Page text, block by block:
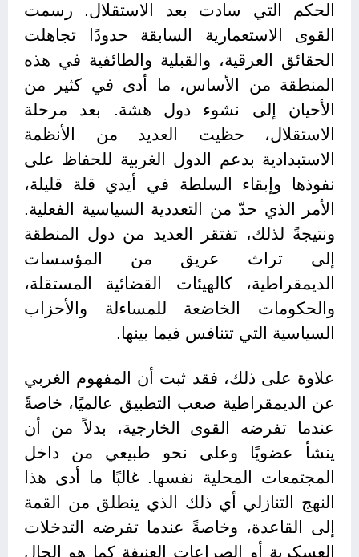
الحكم التي سادت بعد الاستقلال. رسمت
القوى الاستعمارية السابقة حدودًا تجاهلت
الحقائق العرقية، والقبلية والطائفية في هذه
المنطقة من الأساس، ما أدى في كثير من
الأحيان إلى نشوء دول هشة. بعد مرحلة
الاستقلال، حظيت العديد من الأنظمة
الاستبدادية بدعم الدول الغربية للحفاظ على
نفوذها وإبقاء السلطة في أيدي قلة قليلة،
الأمر الذي حدّ من التعددية السياسية الفعلية.
ونتيجةً لذلك، تفتقر العديد من دول المنطقة
إلى تراث عريق من المؤسسات
الديمقراطية، كالهيئات القضائية المستقلة،
والحكومات الخاضعة للمساءلة والأحزاب
السياسية التي تتنافس فيما بينها.
علاوة على ذلك، فقد ثبت أن المفهوم الغربي
عن الديمقراطية صعب التطبيق عالميًا، خاصةً
عندما تفرضه القوى الخارجية، بدلاً من أن
ينشأ عضويًا وعلى نحو طبيعي من داخل
المجتمعات المحلية نفسها. غالبًا ما أدى هذا
النهج التنازلي أي ذلك الذي ينطلق من القمة
إلى القاعدة، وخاصةً عندما تفرضه التدخلات
العسكرية أو الصراعات العنيفة كما هو الحال